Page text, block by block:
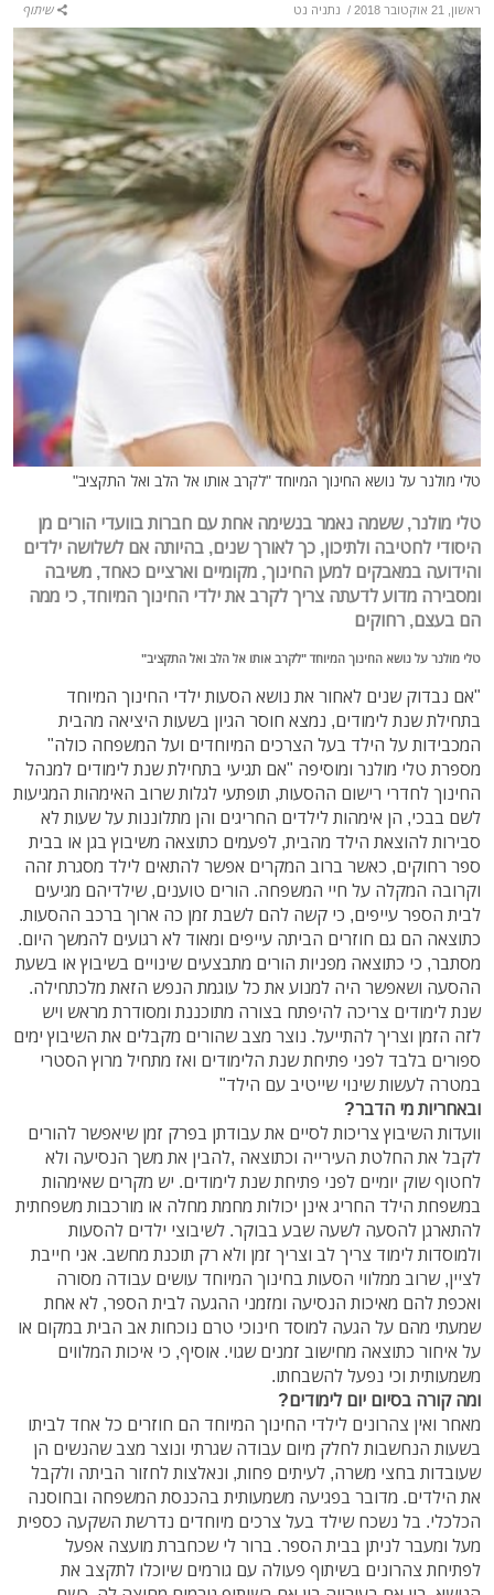
ראשון, 21 אוקטובר 2018 / נתניה נט שיתוף
טלי מולנר על נושא החינוך המיוחד "לקרב אותו אל הלב ואל התקציב"
טלי מולנר, ששמה נאמר בנשימה אחת עם חברות בוועדי הורים מן
היסודי לחטיבה ולתיכון, כך לאורך שנים, בהיותה אם לשלושה ילדים
והידועה במאבקים למען החינוך, מקומיים וארציים כאחד, משיבה
ומסבירה מדוע לדעתה צריך לקרב את ילדי החינוך המיוחד, כי ממה
הם בעצם, רחוקים
טלי מולנר על נושא החינוך המיוחד "לקרב אותו אל הלב ואל התקציב"
"אם נבדוק שנים לאחור את נושא הסעות ילדי החינוך המיוחד
בתחילת שנת לימודים, נמצא חוסר הגיון בשעות היציאה מהבית
המכבידות על הילד בעל הצרכים המיוחדים ועל המשפחה כולה"
מספרת טלי מולנר ומוסיפה "אם תגיעי בתחילת שנת לימודים למנהל
החינוך לחדרי רישום ההסעות, תופתעי לגלות שרוב האימהות המגיעות
לשם בבכי, הן אימהות לילדים החריגים והן מתלוננות על שעות לא
סבירות להוצאת הילד מהבית, לפעמים כתוצאה משיבוץ בגן או בבית
ספר רחוקים, כאשר ברוב המקרים אפשר להתאים לילד מסגרת זהה
וקרובה המקלה על חיי המשפחה. הורים טוענים, שילדיהם מגיעים
לבית הספר עייפים, כי קשה להם לשבת זמן כה ארוך ברכב ההסעות.
כתוצאה הם גם חוזרים הביתה עייפים ומאוד לא רגועים להמשך היום.
מסתבר, כי כתוצאה מפניות הורים מתבצעים שינויים בשיבוץ או בשעת
ההסעה ושאפשר היה למנוע את כל עוגמת הנפש הזאת מלכתחילה.
שנת לימודים צריכה להיפתח בצורה מתוכננת ומסודרת מראש ויש
לזה הזמן וצריך להתייעל. נוצר מצב שהורים מקבלים את השיבוץ ימים
ספורים בלבד לפני פתיחת שנת הלימודים ואז מתחיל מרוץ הסטרי
במטרה לעשות שינוי שייטיב עם הילד"
ובאחריות מי הדבר?
וועדות השיבוץ צריכות לסיים את עבודתן בפרק זמן שיאפשר להורים
לקבל את החלטת העירייה וכתוצאה ,להבין את משך הנסיעה ולא
לחטוף שוק יומיים לפני פתיחת שנת לימודים. יש מקרים שאימהות
במשפחת הילד החריג אינן יכולות מחמת מחלה או מורכבות משפחתית
להתארגן להסעה לשעה שבע בבוקר. לשיבוצי ילדים להסעות
ולמוסדות לימוד צריך לב וצריך זמן ולא רק תוכנת מחשב. אני חייבת
לציין, שרוב ממלווי הסעות בחינוך המיוחד עושים עבודה מסורה
ואכפת להם מאיכות הנסיעה ומזמני ההגעה לבית הספר, לא אחת
שמעתי מהם על הגעה למוסד חינוכי טרם נוכחות אב הבית במקום או
על איחור כתוצאה מחישוב זמנים שגוי. אוסיף, כי איכות המלווים
משמעותית וכי נפעל להשבחתו.
ומה קורה בסיום יום לימודים?
מאחר ואין צהרונים לילדי החינוך המיוחד הם חוזרים כל אחד לביתו
בשעות הנחשבות לחלק מיום עבודה שגרתי ונוצר מצב שהנשים הן
שעובדות בחצי משרה, לעיתים פחות, ונאלצות לחזור הביתה ולקבל
את הילדים. מדובר בפגיעה משמעותית בהכנסת המשפחה ובחוסנה
הכלכלי. בל נשכח שילד בעל צרכים מיוחדים נדרשת השקעה כספית
מעל ומעבר לניתן בבית הספר. ברור לי שכחברת מועצה אפעל
לפתיחת צהרונים בשיתוף פעולה עם גורמים שיוכלו לתקצב את